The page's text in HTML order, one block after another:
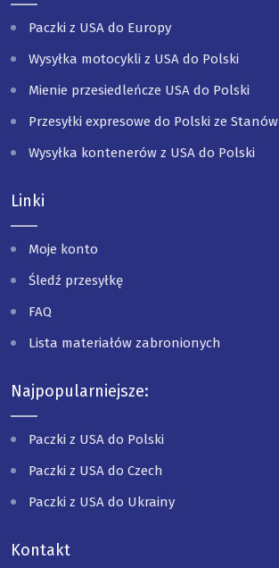
Paczki z USA do Europy
Wysyłka motocykli z USA do Polski
Mienie przesiedleńcze USA do Polski
Przesyłki expresowe do Polski ze Stanów
Wysyłka kontenerów z USA do Polski
Linki
Moje konto
Śledź przesyłkę
FAQ
Lista materiałów zabronionych
Najpopularniejsze:
Paczki z USA do Polski
Paczki z USA do Czech
Paczki z USA do Ukrainy
Kontakt